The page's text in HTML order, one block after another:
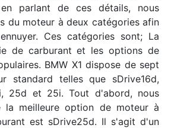
parlant de ces détails, nous
du moteur à deux catégories afin
Ces catégories sont; La
de carburant et les options de
BMW X1 dispose de sept
standard telles que sDrive16d,
25d et 25i. Tout d'abord, nous
la meilleure option de moteur à
est sDrive25d. Il s'agit d'un